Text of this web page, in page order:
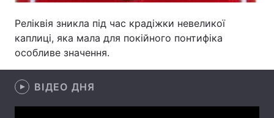
Екологія Регіони
Лонгріди
Відео з Youtube Статті
Реліквія зникла під час крадіжки невеликої
каплиці, яка мала для покійного понтифіка
особливе значення.
ВІДЕО ДНЯ